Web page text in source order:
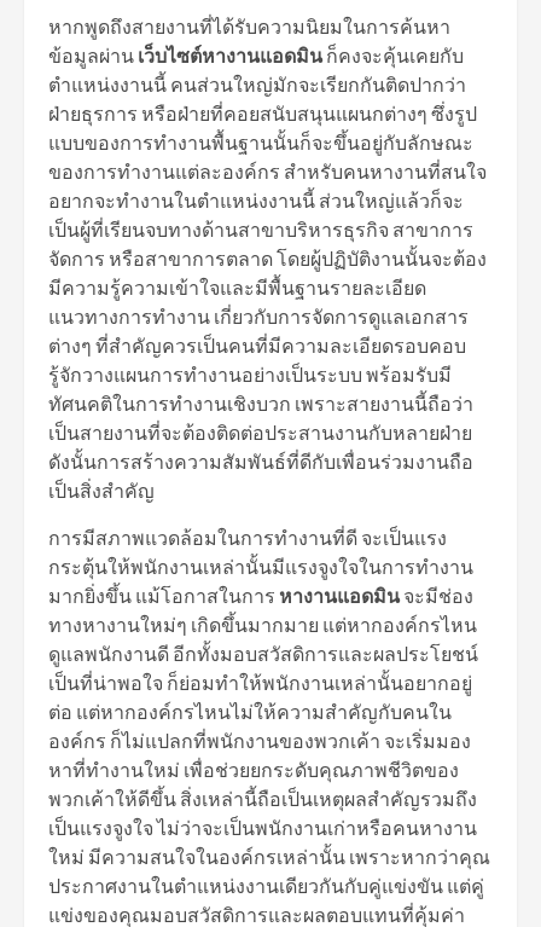
หากพูดถึงสายงานที่ได้รับความนิยมในการค้นหา
ข้อมูลผ่าน เว็บไซต์หางานแอดมินก็คงจะคุ้นเคยกับ
ตำแหน่งงานนี้ คนส่วนใหญ่มักจะเรียกกันติดปากว่า
ฝ่ายธุรการ หรือฝ่ายที่คอยสนับสนุนแผนกต่างๆ ซึ่งรูป
แบบของการทำงานพื้นฐานนั้นก็จะขึ้นอยู่กับลักษณะ
ของการทำงานแต่ละองค์กร สำหรับคนหางานที่สนใจ
อยากจะทำงานในตำแหน่งงานนี้ ส่วนใหญ่แล้วก็จะ
เป็นผู้ที่เรียนจบทางด้านสาขาบริหารธุรกิจ สาขาการ
จัดการ หรือสาขาการตลาด โดยผู้ปฏิบัติงานนั้นจะต้อง
มีความรู้ความเข้าใจและมีพื้นฐานรายละเอียด
แนวทางการทำงาน เกี่ยวกับการจัดการดูแลเอกสาร
ต่างๆ ที่สำคัญควรเป็นคนที่มีความละเอียดรอบคอบ
รู้จักวางแผนการทำงานอย่างเป็นระบบ พร้อมรับมี
ทัศนคติในการทำงานเชิงบวก เพราะสายงานนี้ถือว่า
เป็นสายงานที่จะต้องติดต่อประสานงานกับหลายฝ่าย
ดังนั้นการสร้างความสัมพันธ์ที่ดีกับเพื่อนร่วมงานถือ
เป็นสิ่งสำคัญ
การมีสภาพแวดล้อมในการทำงานที่ดี จะเป็นแรง
กระตุ้นให้พนักงานเหล่านั้นมีแรงจูงใจในการทำงาน
มากยิ่งขึ้น แม้โอกาสในการ หางานแอดมินจะมีช่อง
ทางหางานใหม่ๆ เกิดขึ้นมากมาย แต่หากองค์กรไหน
ดูแลพนักงานดี อีกทั้งมอบสวัสดิการและผลประโยชน์
เป็นที่น่าพอใจ ก็ย่อมทำให้พนักงานเหล่านั้นอยากอยู่
ต่อ แต่หากองค์กรไหนไม่ให้ความสำคัญกับคนใน
องค์กร ก็ไม่แปลกที่พนักงานของพวกเค้า จะเริ่มมอง
หาที่ทำงานใหม่ เพื่อช่วยยกระดับคุณภาพชีวิตของ
พวกเค้าให้ดีขึ้น สิ่งเหล่านี้ถือเป็นเหตุผลสำคัญรวมถึง
เป็นแรงจูงใจ ไม่ว่าจะเป็นพนักงานเก่าหรือคนหางาน
ใหม่ มีความสนใจในองค์กรเหล่านั้น เพราะหากว่าคุณ
ประกาศงานในตำแหน่งงานเดียวกันกับคู่แข่งขัน แต่คู่
แข่งของคุณมอบสวัสดิการและผลตอบแทนที่คุ้มค่า